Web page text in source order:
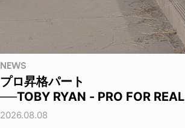
NEWS
プロ昇格パート
──TOBY RYAN - PRO FOR REAL
2026.08.08